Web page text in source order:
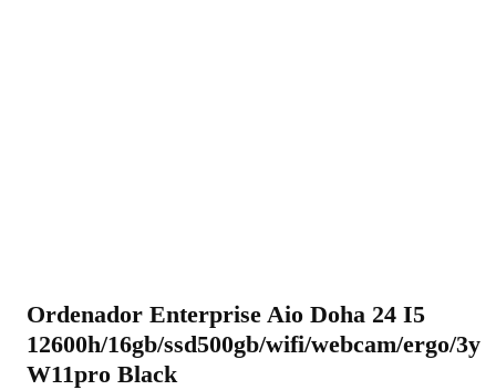
Ordenador Enterprise Aio Doha 24 I5
12600h/16gb/ssd500gb/wifi/webcam/ergo/3y
W11pro Black